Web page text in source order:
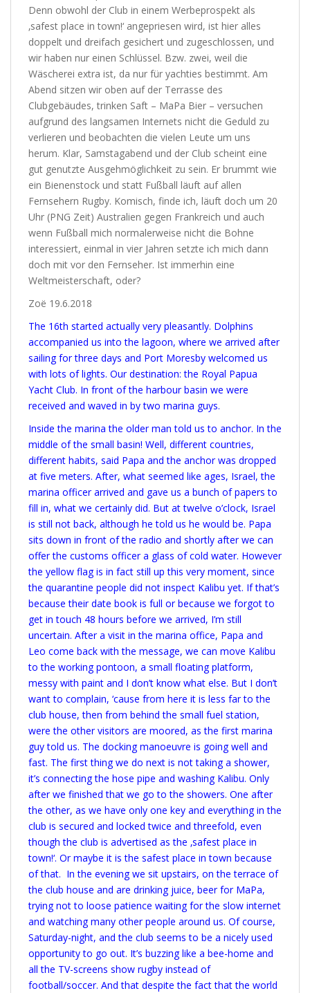
Denn obwohl der Club in einem Werbeprospekt als
‚safest place in town!‘ angepriesen wird, ist hier alles
doppelt und dreifach gesichert und zugeschlossen, und
wir haben nur einen Schlüssel. Bzw. zwei, weil die
Wäscherei extra ist, da nur für yachties bestimmt. Am
Abend sitzen wir oben auf der Terrasse des
Clubgebäudes, trinken Saft – MaPa Bier – versuchen
aufgrund des langsamen Internets nicht die Geduld zu
verlieren und beobachten die vielen Leute um uns
herum. Klar, Samstagabend und der Club scheint eine
gut genutzte Ausgehmöglichkeit zu sein. Er brummt wie
ein Bienenstock und statt Fußball läuft auf allen
Fernsehern Rugby. Komisch, finde ich, läuft doch um 20
Uhr (PNG Zeit) Australien gegen Frankreich und auch
wenn Fußball mich normalerweise nicht die Bohne
interessiert, einmal in vier Jahren setzte ich mich dann
doch mit vor den Fernseher. Ist immerhin eine
Weltmeisterschaft, oder?
Zoë 19.6.2018
The 16th started actually very pleasantly. Dolphins
accompanied us into the lagoon, where we arrived after
sailing for three days and Port Moresby welcomed us
with lots of lights. Our destination: the Royal Papua
Yacht Club. In front of the harbour basin we were
received and waved in by two marina guys.
Inside the marina the older man told us to anchor. In the
middle of the small basin! Well, different countries,
different habits, said Papa and the anchor was dropped
at five meters. After, what seemed like ages, Israel, the
marina officer arrived and gave us a bunch of papers to
fill in, what we certainly did. But at twelve o’clock, Israel
is still not back, although he told us he would be. Papa
sits down in front of the radio and shortly after we can
offer the customs officer a glass of cold water. However
the yellow flag is in fact still up this very moment, since
the quarantine people did not inspect Kalibu yet. If that’s
because their date book is full or because we forgot to
get in touch 48 hours before we arrived, I’m still
uncertain. After a visit in the marina office, Papa and
Leo come back with the message, we can move Kalibu
to the working pontoon, a small floating platform,
messy with paint and I don’t know what else. But I don’t
want to complain, ‘cause from here it is less far to the
club house, then from behind the small fuel station,
were the other visitors are moored, as the first marina
guy told us. The docking manoeuvre is going well and
fast. The first thing we do next is not taking a shower,
it’s connecting the hose pipe and washing Kalibu. Only
after we finished that we go to the showers. One after
the other, as we have only one key and everything in the
club is secured and locked twice and threefold, even
though the club is advertised as the ‚safest place in
town!‘. Or maybe it is the safest place in town because
of that. In the evening we sit upstairs, on the terrace of
the club house and are drinking juice, beer for MaPa,
trying not to loose patience waiting for the slow internet
and watching many other people around us. Of course,
Saturday-night, and the club seems to be a nicely used
opportunity to go out. It’s buzzing like a bee-home and
all the TV-screens show rugby instead of
football/soccer. And that despite the fact that the world